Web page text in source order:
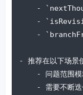
-
- `isRevision`
-
- 推荐在以下场景
- 问题范围模
- 需要不断迭代